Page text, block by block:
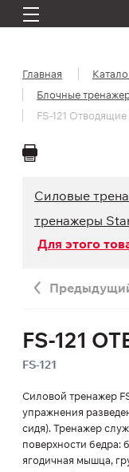
Главная
Блочные
FS-121 Отводящие
Силовые
тренажеры
Для этого
FS-121
FS-121
Силовой тренажер
упражнения
сидя). Тренажер
поверхности бедра:
ягодичная мышца,